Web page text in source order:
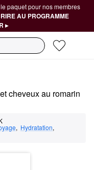
paquet pour nos membres
AU PROGRAMME
▸
cheveux au romarin
, Hydratation,